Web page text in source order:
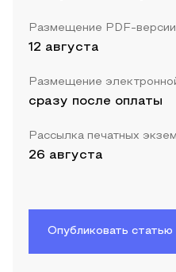
Размещение PDF-
12 августа
Размещение
сразу после оплаты
Рассылка печатных
26 августа
Опубликовать статью